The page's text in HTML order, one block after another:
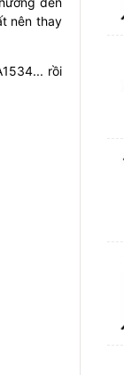
nên thay
rồi